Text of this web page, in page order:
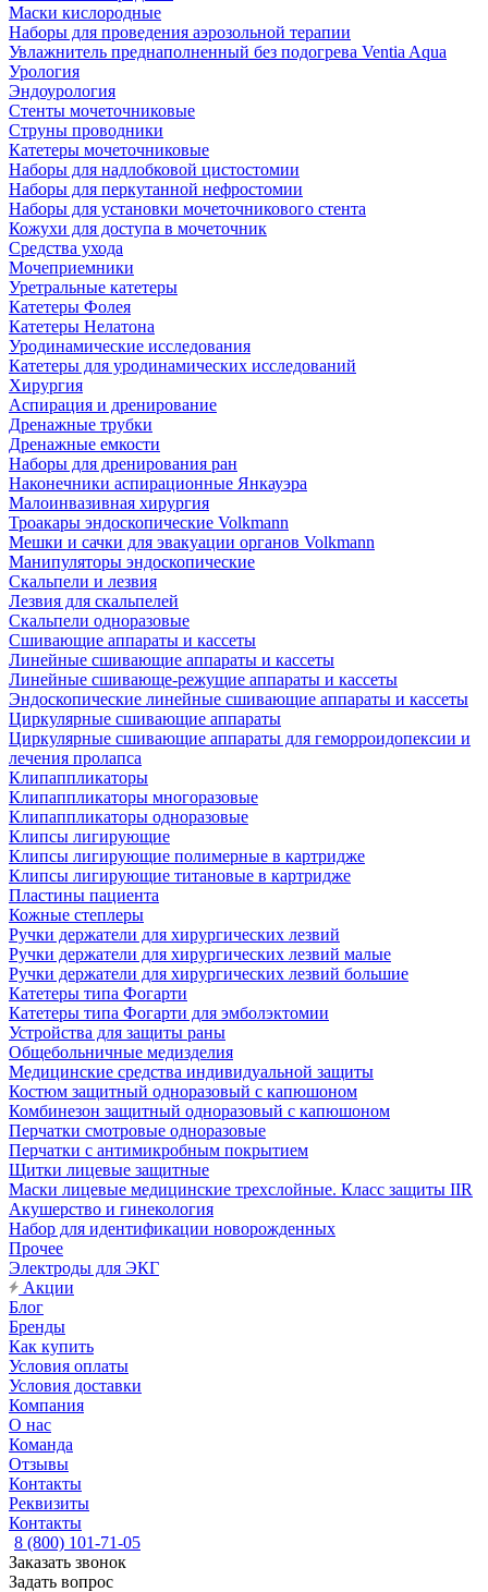
Маски кислородные
Наборы для проведения аэрозольной терапии
Увлажнитель преднаполненный без подогрева Ventia Aqua
Урология
Эндоурология
Стенты мочеточниковые
Струны проводники
Катетеры мочеточниковые
Наборы для надлобковой цистостомии
Наборы для перкутанной нефростомии
Наборы для установки мочеточникового стента
Кожухи для доступа в мочеточник
Средства ухода
Мочеприемники
Уретральные катетеры
Катетеры Фолея
Катетеры Нелатона
Уродинамические исследования
Катетеры для уродинамических исследований
Хирургия
Аспирация и дренирование
Дренажные трубки
Дренажные емкости
Наборы для дренирования ран
Наконечники аспирационные Янкауэра
Малоинвазивная хирургия
Троакары эндоскопические Volkmann
Мешки и сачки для эвакуации органов Volkmann
Манипуляторы эндоскопические
Скальпели и лезвия
Лезвия для скальпелей
Скальпели одноразовые
Сшивающие аппараты и кассеты
Линейные сшивающие аппараты и кассеты
Линейные сшивающе-режущие аппараты и кассеты
Эндоскопические линейные сшивающие аппараты и кассеты
Циркулярные сшивающие аппараты
Циркулярные сшивающие аппараты для геморроидопексии и
лечения пролапса
Клипаппликаторы
Клипаппликаторы многоразовые
Клипаппликаторы одноразовые
Клипсы лигирующие
Клипсы лигирующие полимерные в картридже
Клипсы лигирующие титановые в картридже
Пластины пациента
Кожные степлеры
Ручки держатели для хирургических лезвий
Ручки держатели для хирургических лезвий малые
Ручки держатели для хирургических лезвий большие
Катетеры типа Фогарти
Катетеры типа Фогарти для эмболэктомии
Устройства для защиты раны
Общебольничные медизделия
Медицинские средства индивидуальной защиты
Костюм защитный одноразовый с капюшоном
Комбинезон защитный одноразовый с капюшоном
Перчатки смотровые одноразовые
Перчатки с антимикробным покрытием
Щитки лицевые защитные
Маски лицевые медицинские трехслойные. Класс защиты IIR
Акушерство и гинекология
Набор для идентификации новорожденных
Прочее
Электроды для ЭКГ
Акции
Блог
Бренды
Как купить
Условия оплаты
Условия доставки
Компания
О нас
Команда
Отзывы
Контакты
Реквизиты
Контакты
8 (800) 101-71-05
Заказать звонок
Задать вопрос